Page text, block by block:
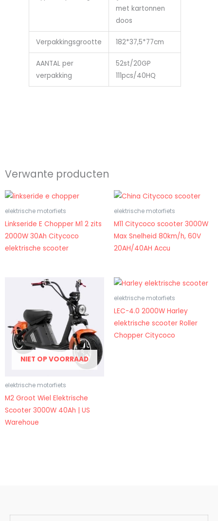
met kartonnen
doos
Verpakkingsgrootte 182*37,5*77cm
AANTAL per
verpakking
52st/20GP
111pcs/40HQ
Verwante producten
elektrische motorfiets
Linkseride E Chopper M1 2 zits
2000W 30Ah Citycoco
elektrische scooter
elektrische motorfiets
M11 Citycoco scooter 3000W
Max Snelheid 80km/h, 60V
20AH/40AH Accu
NIET OP VOORRAAD
elektrische motorfiets
M2 Groot Wiel Elektrische
Scooter 3000W 40Ah | US
Warehoue
elektrische motorfiets
LEC-4.0 2000W Harley
elektrische scooter Roller
Chopper Citycoco